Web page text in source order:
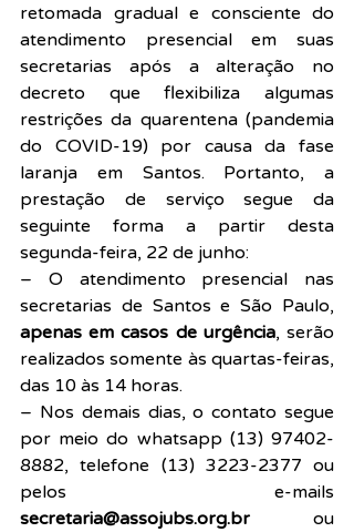
retomada gradual e consciente do
atendimento presencial em suas
secretarias após a alteração no
decreto que flexibiliza algumas
restrições da quarentena (pandemia
do COVID-19) por causa da fase
laranja em Santos. Portanto, a
prestação de serviço segue da
seguinte forma a partir desta
segunda-feira, 22 de junho:
– O atendimento presencial nas
apenas em casos de urgência, serão
realizados somente às quartas-feiras,
das 10 às 14 horas.
– Nos demais dias, o contato segue
por meio do whatsapp (13) 97402-
8882, telefone (13) 3223-2377 ou
secretaria@assojubs.org.br